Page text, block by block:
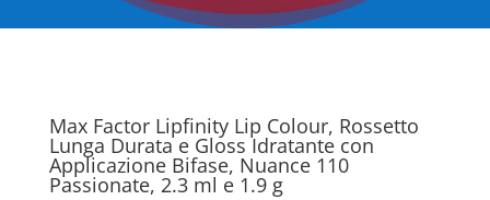
Max Factor Lipfinity Lip Colour, Rossetto
Lunga Durata e Gloss Idratante con
Applicazione Bifase, Nuance 110
Passionate, 2.3 ml e 1.9 g